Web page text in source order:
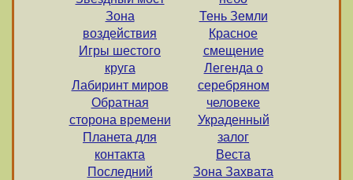
Зона
воздействия
Игры шестого
круга
Лабиринт миров
Обратная
сторона времени
Планета для
контакта
Последний
Тень Земли
Красное
смещение
Легенда о
серебряном
человеке
Украденный
залог
Веста
Зона Захвата